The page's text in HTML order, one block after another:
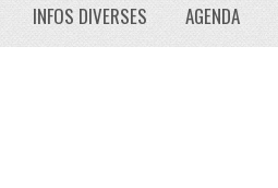
INFOS DIVERSES AGENDA